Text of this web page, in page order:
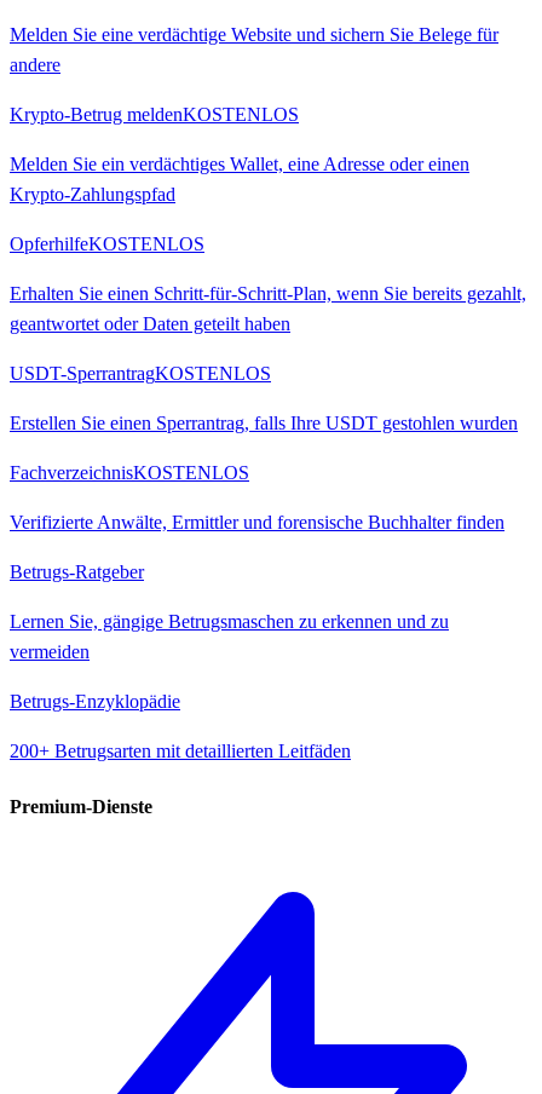
Melden Sie eine verdächtige Website und sichern Sie Belege für
andere
Krypto-Betrug meldenKOSTENLOS
Melden Sie ein verdächtiges Wallet, eine Adresse oder einen
Krypto-Zahlungspfad
OpferhilfeKOSTENLOS
Erhalten Sie einen Schritt-für-Schritt-Plan, wenn Sie bereits gezahlt,
geantwortet oder Daten geteilt haben
USDT-SperrantragKOSTENLOS
Erstellen Sie einen Sperrantrag, falls Ihre USDT gestohlen wurden
FachverzeichnisKOSTENLOS
Verifizierte Anwälte, Ermittler und forensische Buchhalter finden
Betrugs-Ratgeber
Lernen Sie, gängige Betrugsmaschen zu erkennen und zu
vermeiden
Betrugs-Enzyklopädie
200+ Betrugsarten mit detaillierten Leitfäden
Premium-Dienste